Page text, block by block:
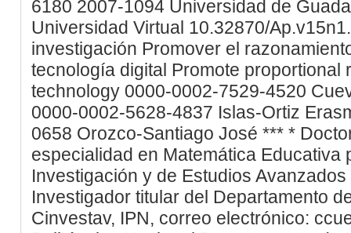
6180 2007-1094 Universidad de
Universidad Virtual 10.32870/
investigación Promover el
tecnología digital Promote proportional
technology 0000-0002-7529-4520
0000-0002-5628-4837 Islas-Ortiz
0658 Orozco-Santiago José *** *
especialidad en Matemática Educativa
Investigación y de Estudios
Investigador titular del Departamento
Cinvestav, IPN, correo electrónico: